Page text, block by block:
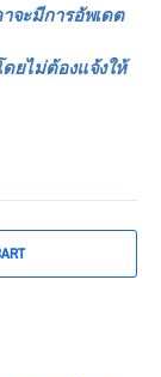
จะมีการอัพเดต
ยไม่ต้องแจ้งให้